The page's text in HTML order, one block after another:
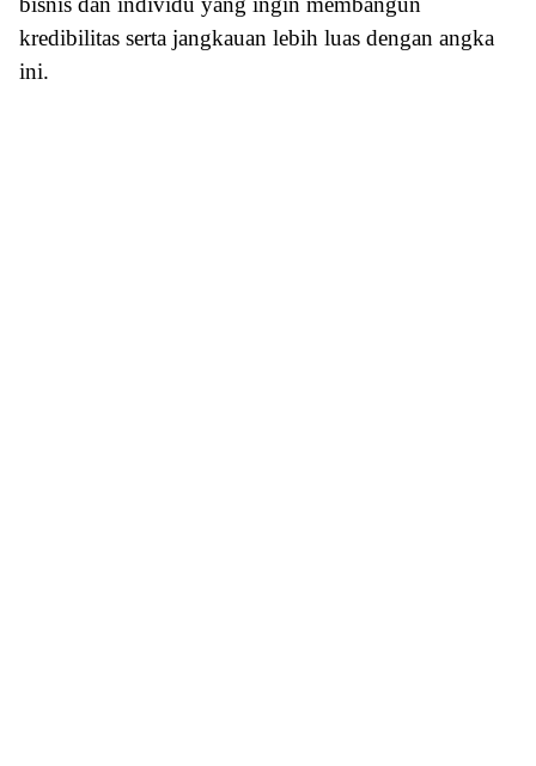
kredibilitas serta jangkauan lebih luas dengan angka
ini.